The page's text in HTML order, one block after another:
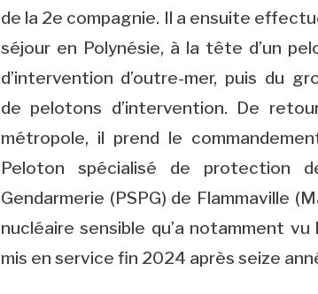
de la 2e compagnie. Il a ensuite
séjour en Polynésie, à la tête d’un
d’intervention d’outre-mer, puis du
de pelotons d’intervention. De
métropole, il prend le
Peloton spécialisé de protection
Gendarmerie (PSPG) de Flammaville
nucléaire sensible qu’a notamment
mis en service fin 2024 après seize